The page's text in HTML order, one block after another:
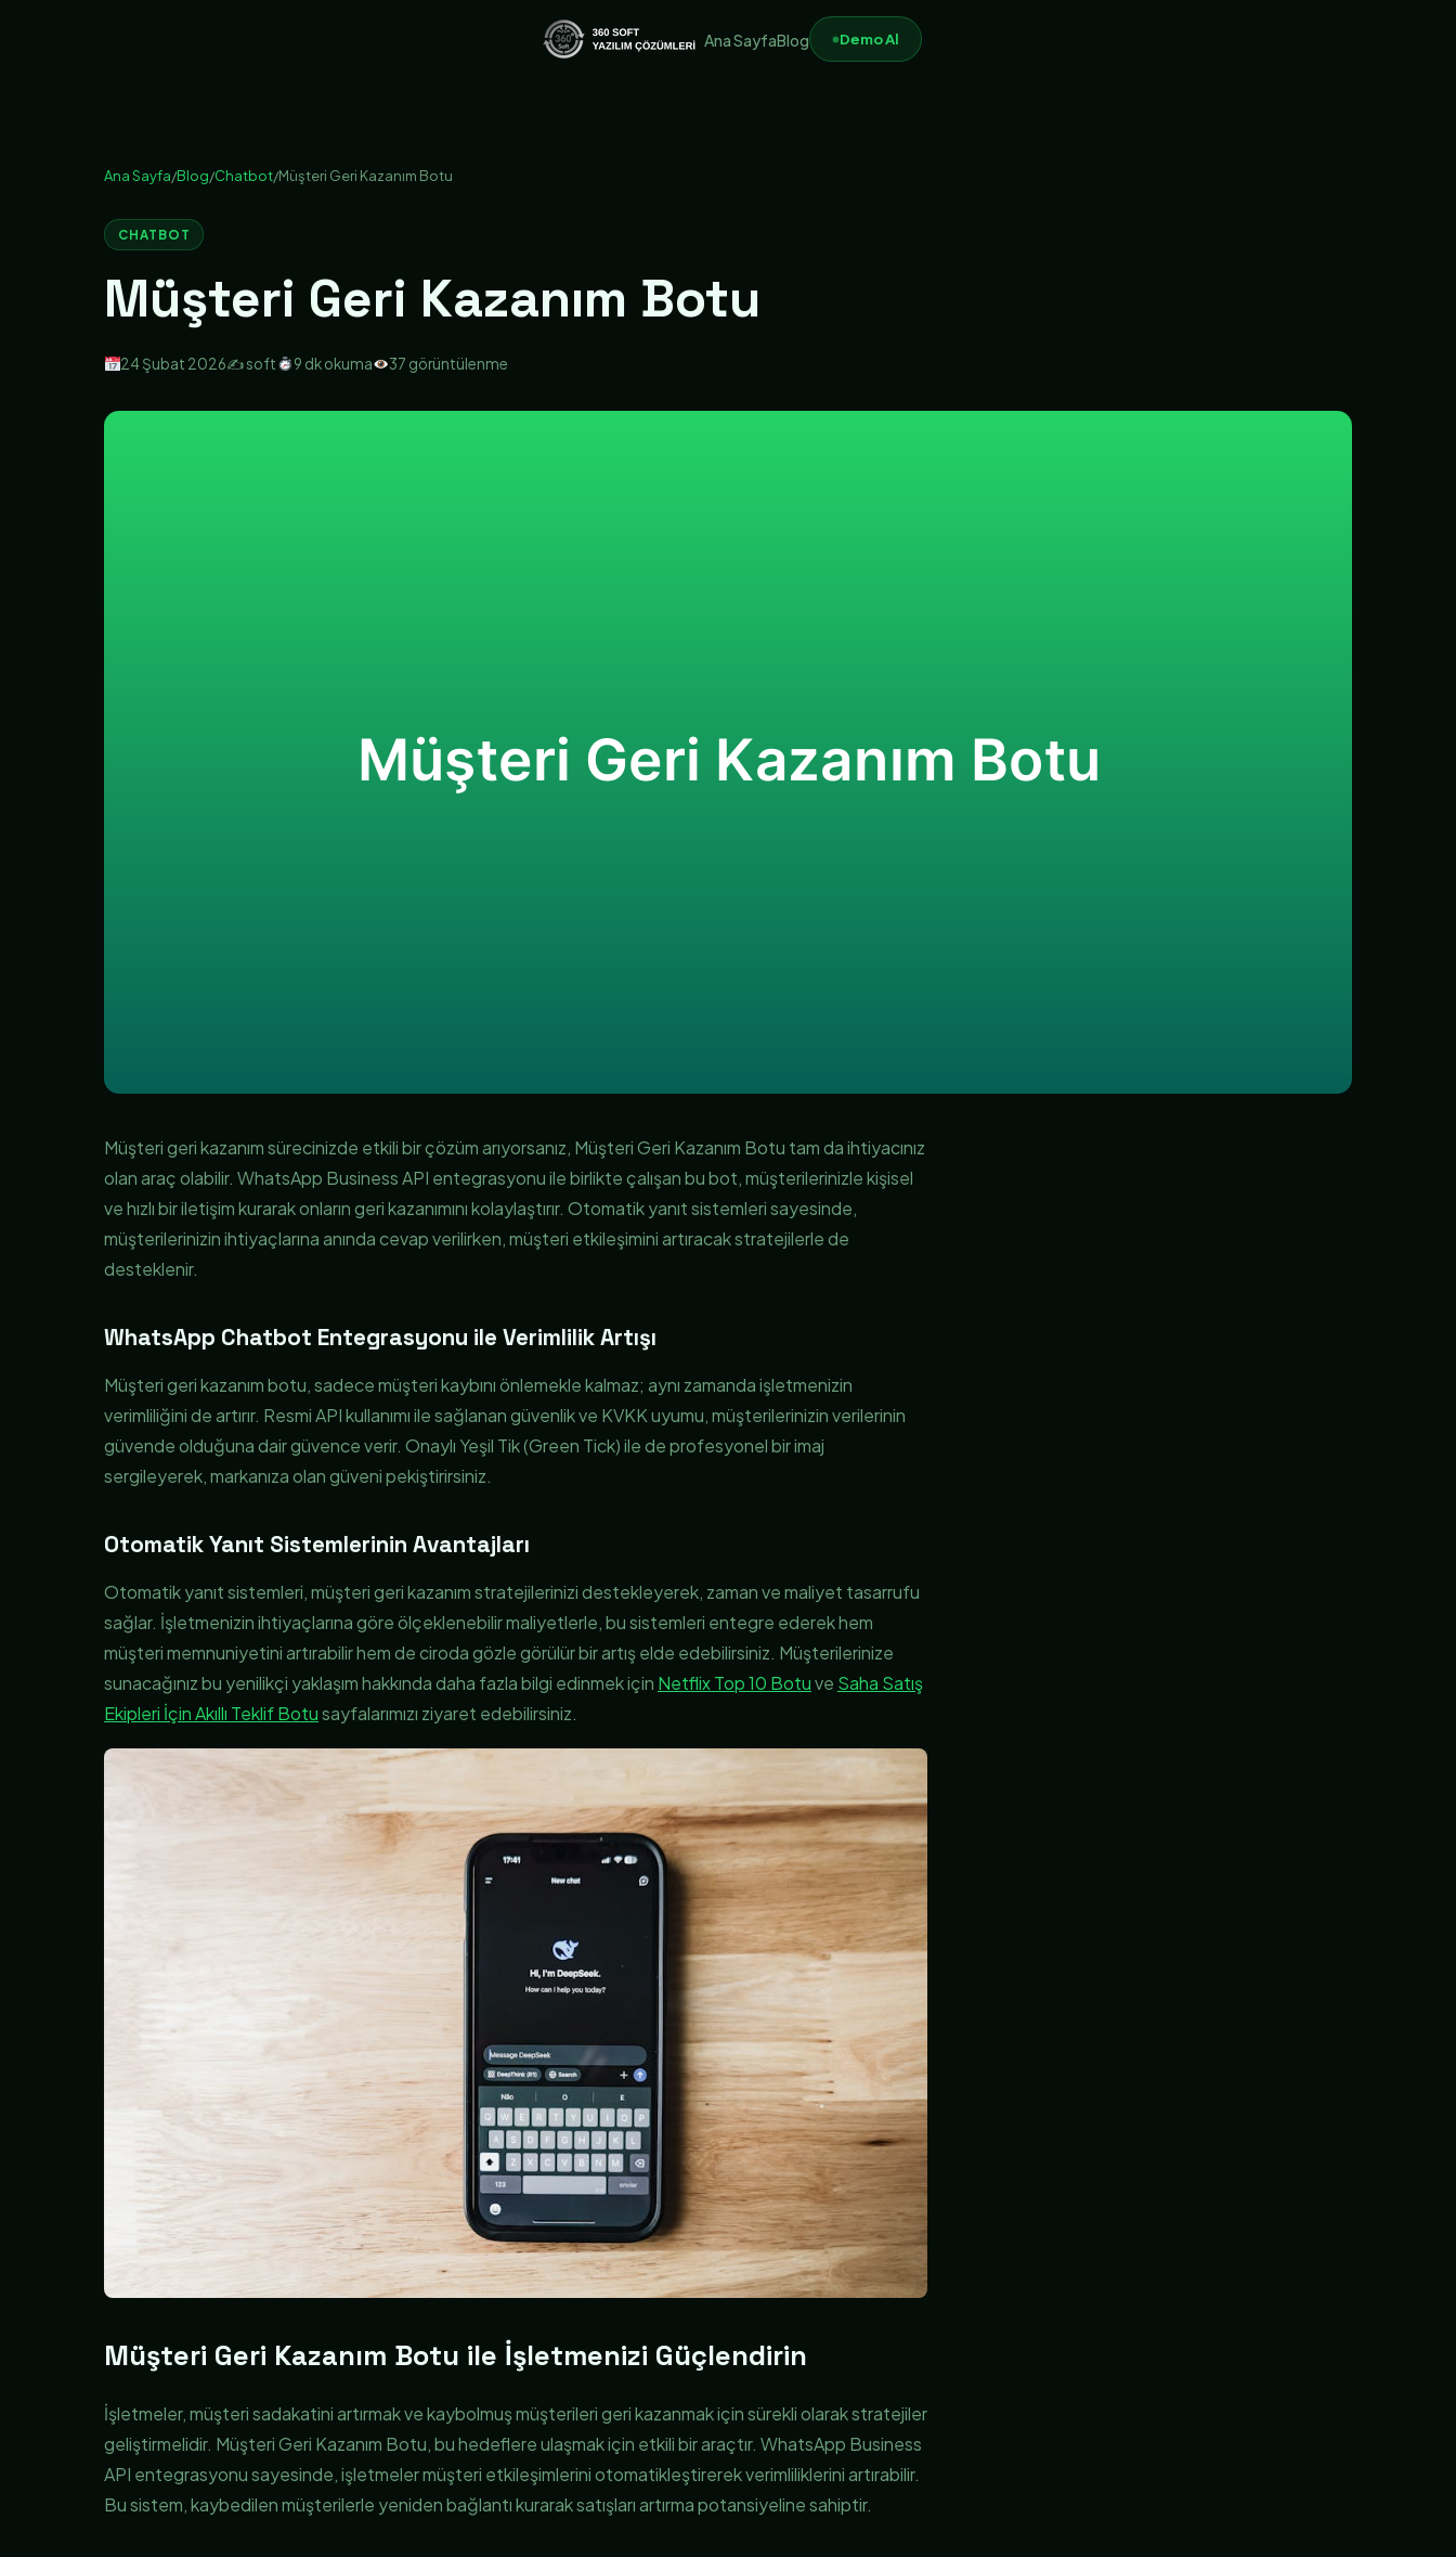
Ana SayfaBlog Demo Al
Ana Sayfa/Blog/Chatbot/Müşteri Geri Kazanım Botu
CHATBOT
Müşteri Geri Kazanım Botu
24 Şubat 2026✍️ soft 9 dk okuma 37 görüntülenme
Müşteri geri kazanım sürecinizde etkili bir çözüm arıyorsanız, Müşteri Geri Kazanım Botu tam da ihtiyacınız
olan araç olabilir. WhatsApp Business API entegrasyonu ile birlikte çalışan bu bot, müşterilerinizle kişisel
ve hızlı bir iletişim kurarak onların geri kazanımını kolaylaştırır. Otomatik yanıt sistemleri sayesinde,
müşterilerinizin ihtiyaçlarına anında cevap verilirken, müşteri etkileşimini artıracak stratejilerle de
desteklenir.
WhatsApp Chatbot Entegrasyonu ile Verimlilik Artışı
Müşteri geri kazanım botu, sadece müşteri kaybını önlemekle kalmaz; aynı zamanda işletmenizin
verimliliğini de artırır. Resmi API kullanımı ile sağlanan güvenlik ve KVKK uyumu, müşterilerinizin verilerinin
güvende olduğuna dair güvence verir. Onaylı Yeşil Tik (Green Tick) ile de profesyonel bir imaj
sergileyerek, markanıza olan güveni pekiştirirsiniz.
Otomatik Yanıt Sistemlerinin Avantajları
Otomatik yanıt sistemleri, müşteri geri kazanım stratejilerinizi destekleyerek, zaman ve maliyet tasarrufu
sağlar. İşletmenizin ihtiyaçlarına göre ölçeklenebilir maliyetlerle, bu sistemleri entegre ederek hem
müşteri memnuniyetini artırabilir hem de ciroda gözle görülür bir artış elde edebilirsiniz. Müşterilerinize
sunacağınız bu yenilikçi yaklaşım hakkında daha fazla bilgi edinmek için Netflix Top 10 Botuve Saha Satış
Ekipleri İçin Akıllı Teklif Botusayfalarımızı ziyaret edebilirsiniz.
Müşteri Geri Kazanım Botu ile İşletmenizi Güçlendirin
İşletmeler, müşteri sadakatini artırmak ve kaybolmuş müşterileri geri kazanmak için sürekli olarak stratejiler
geliştirmelidir. Müşteri Geri Kazanım Botu, bu hedeflere ulaşmak için etkili bir araçtır. WhatsApp Business
API entegrasyonu sayesinde, işletmeler müşteri etkileşimlerini otomatikleştirerek verimliliklerini artırabilir.
Bu sistem, kaybedilen müşterilerle yeniden bağlantı kurarak satışları artırma potansiyeline sahiptir.